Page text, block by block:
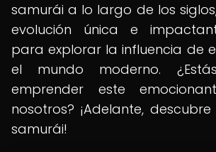
samurái a lo largo de los
evolución única e
para explorar la influencia de
el mundo moderno.
emprender este
nosotros? ¡Adelante,
samurái!